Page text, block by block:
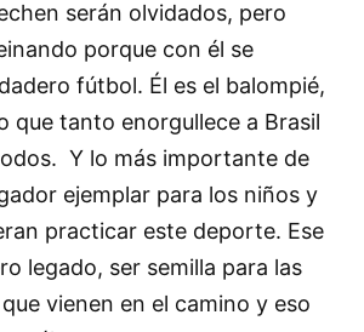
serán olvidados, pero
porque con él se
fútbol. Él es el balompié,
que tanto enorgullece a Brasil
Y lo más importante de
ejemplar para los niños y
practicar este deporte. Ese
legado, ser semilla para las
vienen en el camino y eso